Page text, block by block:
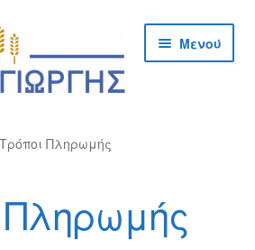
Μενού
Τρόποι Πληρωμής